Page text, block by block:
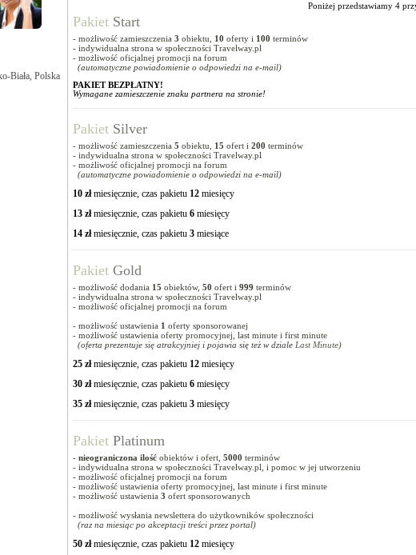
Biała, Polska
Poniżej przedstawiamy 4
Pakiet Start
- możliwość zamieszczenia 3 obiektu, 10 oferty i 100 terminów
- indywidualna strona w społeczności Travelway.pl
- możliwość oficjalnej promocji na forum
(automatyczne powiadomienie o odpowiedzi na e-mail)
PAKIET BEZPŁATNY!
Wymagane zamieszczenie znaku partnera na stronie!
Pakiet Silver
- możliwość zamieszczenia 5 obiektu, 15 ofert i 200 terminów
- indywidualna strona w społeczności Travelway.pl
- możliwość oficjalnej promocji na forum
(automatyczne powiadomienie o odpowiedzi na e-mail)
10 złmiesięcznie, czas pakietu 12 miesięcy
13 złmiesięcznie, czas pakietu 6 miesięcy
14 złmiesięcznie, czas pakietu 3 miesiące
Pakiet Gold
- możliwość dodania 15 obiektów, 50 ofert i 999 terminów
- indywidualna strona w społeczności Travelway.pl
- możliwość oficjalnej promocji na forum
- możliwość ustawienia 1 oferty sponsorowanej
- możliwość ustawienia oferty promocyjnej, last minute i first minute
(oferta prezentuje się atrakcyjniej i pojawia się też w dziale Last Minute)
25 złmiesięcznie, czas pakietu 12 miesięcy
30 złmiesięcznie, czas pakietu 6 miesięcy
35 złmiesięcznie, czas pakietu 3 miesięcy
Pakiet Platinum
- nieograniczona ilość obiektów i ofert, 5000 terminów
- indywidualna strona w społeczności Travelway.pl, i pomoc w jej utworzeniu
- możliwość oficjalnej promocji na forum
- możliwość ustawienia oferty promocyjnej, last minute i first minute
- możliwość ustawienia 3 ofert sponsorowanych
- możliwość wysłania newslettera do użytkowników społeczności
(raz na miesiąc po akceptacji treści przez portal)
50 złmiesięcznie, czas pakietu 12 miesięcy